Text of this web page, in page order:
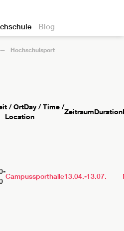
Blog
Hochschulsport
/ OrtDay / Time /
Location
ZeitraumDuration
Campussporthalle13.04.-13.07.